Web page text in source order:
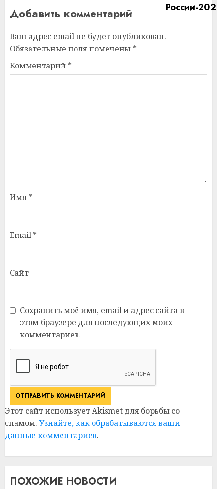
Добавить комментарий
Ваш адрес email не будет опубликован.
Обязательные поля помечены *
Комментарий *
Имя *
Email *
Сайт
Сохранить моё имя, email и адрес сайта в
этом браузере для последующих моих
комментариев.
Этот сайт использует Akismet для борьбы со
спамом. Узнайте, как обрабатываются ваши
данные комментариев.
ПОХОЖИЕ НОВОСТИ